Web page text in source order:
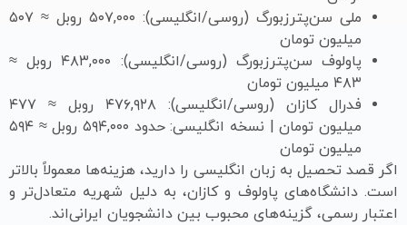
ملی سن‌پترزبورگ (روسی/انگلیسی): ۵۰۷,۰۰۰ روبل ≈ ۵۰۷
میلیون تومان
پاولوف سن‌پترزبورگ (روسی/انگلیسی): ۴۸۳,۰۰۰ روبل ≈
۴۸۳ میلیون تومان
فدرال کازان (روسی/انگلیسی): ۴۷۶,۹۲۸ روبل ≈ ۴۷۷
میلیون تومان | نسخه انگلیسی: حدود ۵۹۴,۰۰۰ روبل ≈ ۵۹۴
میلیون تومان
اگر قصد تحصیل به زبان انگلیسی را دارید، هزینه‌ها معمولاً بالاتر
است. دانشگاه‌های پاولوف و کازان، به دلیل شهریه متعادل‌تر و
اعتبار رسمی، گزینه‌های محبوب بین دانشجویان ایرانی‌اند.